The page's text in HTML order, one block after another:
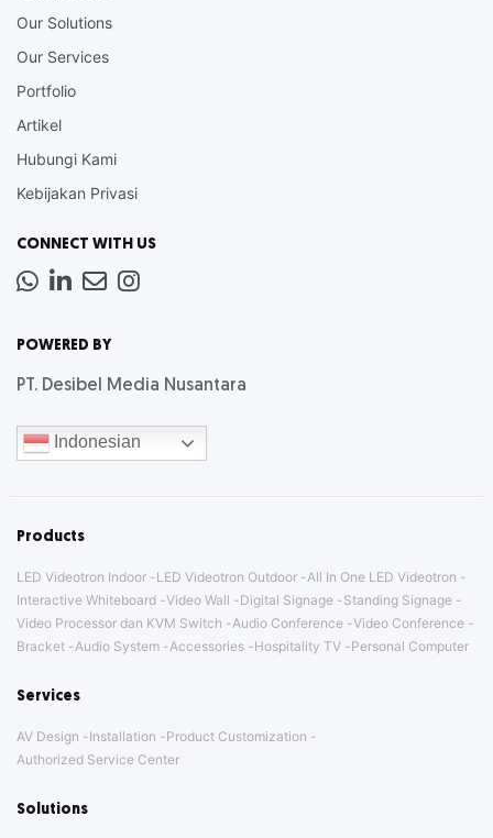
Our Solutions
Our Services
Portfolio
Artikel
Hubungi Kami
Kebijakan Privasi
CONNECT WITH US
Whatsapp
LinkedIn
NewsInstagram
POWERED BY
PT. Desibel Media Nusantara
Indonesian
Products
LED Videotron Indoor LED Videotron Outdoor All In One LED Videotron
Interactive Whiteboard Video Wall Digital Signage
Standing Signage
Video Processor dan KVM Switch
Audio Conference Video Conference
Bracket Audio System Accessories Hospitality TV Personal Computer
Services
AV Design Installation
Product Customization
Authorized Service Center
Solutions